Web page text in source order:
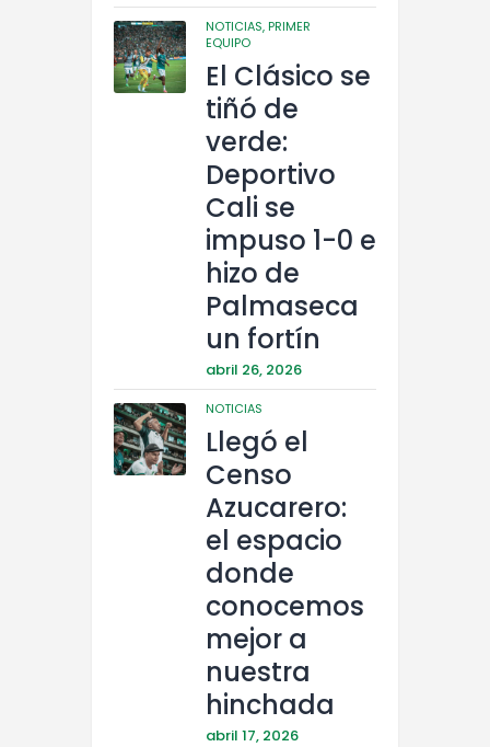
NOTICIAS,PRIMER
EQUIPO
El Clásico se
tiñó de
verde:
Deportivo
Cali se
impuso 1-0 e
hizo de
Palmaseca
un fortín
abril 26, 2026
NOTICIAS
Llegó el
Censo
Azucarero:
el espacio
donde
conocemos
mejor a
nuestra
hinchada
abril 17, 2026